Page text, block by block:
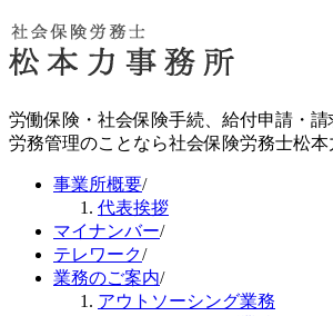
労働保険・社会保険手続、給付申請・
労務管理のことなら社会保険労務士松本
事業所概要/
代表挨拶
マイナンバー/
テレワーク/
業務のご案内/
アウトソーシング業務